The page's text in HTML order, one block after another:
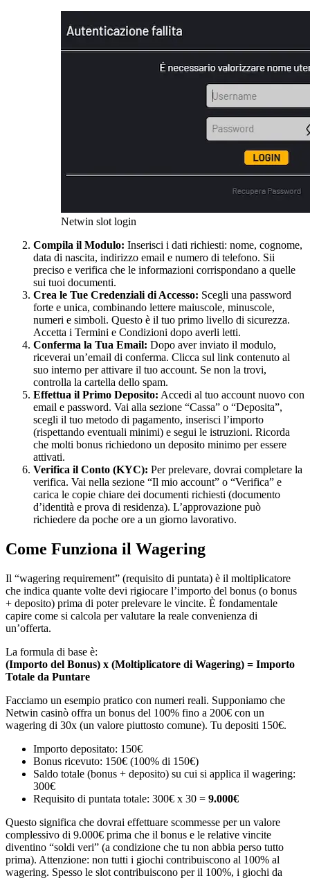
Netwin slot login
Compila il Modulo: Inserisci i dati richiesti: nome, cognome,
data di nascita, indirizzo email e numero di telefono. Sii
preciso e verifica che le informazioni corrispondano a quelle
sui tuoi documenti.
Crea le Tue Credenziali di Accesso: Scegli una password
forte e unica, combinando lettere maiuscole, minuscole,
numeri e simboli. Questo è il tuo primo livello di sicurezza.
Accetta i Termini e Condizioni dopo averli letti.
Conferma la Tua Email: Dopo aver inviato il modulo,
riceverai un’email di conferma. Clicca sul link contenuto al
suo interno per attivare il tuo account. Se non la trovi,
controlla la cartella dello spam.
Effettua il Primo Deposito: Accedi al tuo account nuovo con
email e password. Vai alla sezione “Cassa” o “Deposita”,
scegli il tuo metodo di pagamento, inserisci l’importo
(rispettando eventuali minimi) e segui le istruzioni. Ricorda
che molti bonus richiedono un deposito minimo per essere
attivati.
Verifica il Conto (KYC): Per prelevare, dovrai completare la
verifica. Vai nella sezione “Il mio account” o “Verifica” e
carica le copie chiare dei documenti richiesti (documento
d’identità e prova di residenza). L’approvazione può
richiedere da poche ore a un giorno lavorativo.
Come Funziona il Wagering
Il “wagering requirement” (requisito di puntata) è il moltiplicatore
che indica quante volte devi rigiocare l’importo del bonus (o bonus
+ deposito) prima di poter prelevare le vincite. È fondamentale
capire come si calcola per valutare la reale convenienza di
un’offerta.
La formula di base è:
(Importo del Bonus) x (Moltiplicatore di Wagering) = Importo
Totale da Puntare
Facciamo un esempio pratico con numeri reali. Supponiamo che
Netwin casinò offra un bonus del 100% fino a 200€ con un
wagering di 30x (un valore piuttosto comune). Tu depositi 150€.
Importo depositato: 150€
Bonus ricevuto: 150€ (100% di 150€)
Saldo totale (bonus + deposito) su cui si applica il wagering:
300€
Requisito di puntata totale: 300€ x 30 = 9.000€
Questo significa che dovrai effettuare scommesse per un valore
complessivo di 9.000€ prima che il bonus e le relative vincite
diventino “soldi veri” (a condizione che tu non abbia perso tutto
prima). Attenzione: non tutti i giochi contribuiscono al 100% al
wagering. Spesso le slot contribuiscono per il 100%, i giochi da